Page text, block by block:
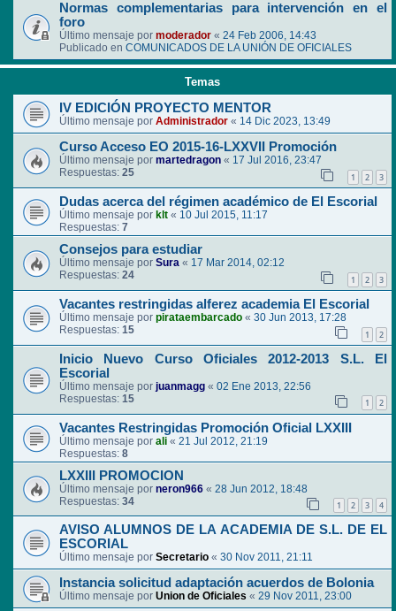
Normas complementarias para intervención en el
foro
Último mensaje por moderador « 24 Feb 2006, 14:43
Publicado en COMUNICADOS DE LA UNIÓN DE OFICIALES
Temas
IV EDICIÓN PROYECTO MENTOR
Último mensaje por Administrador « 14 Dic 2023, 13:49
Curso Acceso EO 2015-16-LXXVII Promoción
Último mensaje por martedragon « 17 Jul 2016, 23:47
Respuestas: 25 1 2 3
Dudas acerca del régimen académico de El Escorial
Último mensaje por klt « 10 Jul 2015, 11:17
Respuestas: 7
Consejos para estudiar
Último mensaje por Sura « 17 Mar 2014, 02:12
Respuestas: 24 1 2 3
Vacantes restringidas alferez academia El Escorial
Último mensaje por pirataembarcado « 30 Jun 2013, 17:28
Respuestas: 15 1 2
Inicio Nuevo Curso Oficiales 2012-2013 S.L. El
Escorial
Último mensaje por juanmagg « 02 Ene 2013, 22:56
Respuestas: 15 1 2
Vacantes Restringidas Promoción Oficial LXXIII
Último mensaje por ali « 21 Jul 2012, 21:19
Respuestas: 8
LXXIII PROMOCION
Último mensaje por neron966 « 28 Jun 2012, 18:48
Respuestas: 34 1 2 3 4
AVISO ALUMNOS DE LA ACADEMIA DE S.L. DE EL
ESCORIAL
Último mensaje por Secretario « 30 Nov 2011, 21:11
Instancia solicitud adaptación acuerdos de Bolonia
Último mensaje por Union de Oficiales « 29 Nov 2011, 23:00